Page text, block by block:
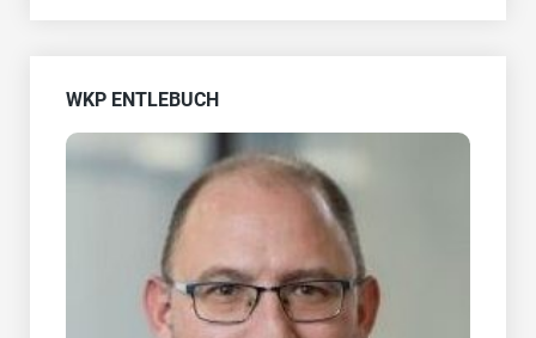
WKP ENTLEBUCH